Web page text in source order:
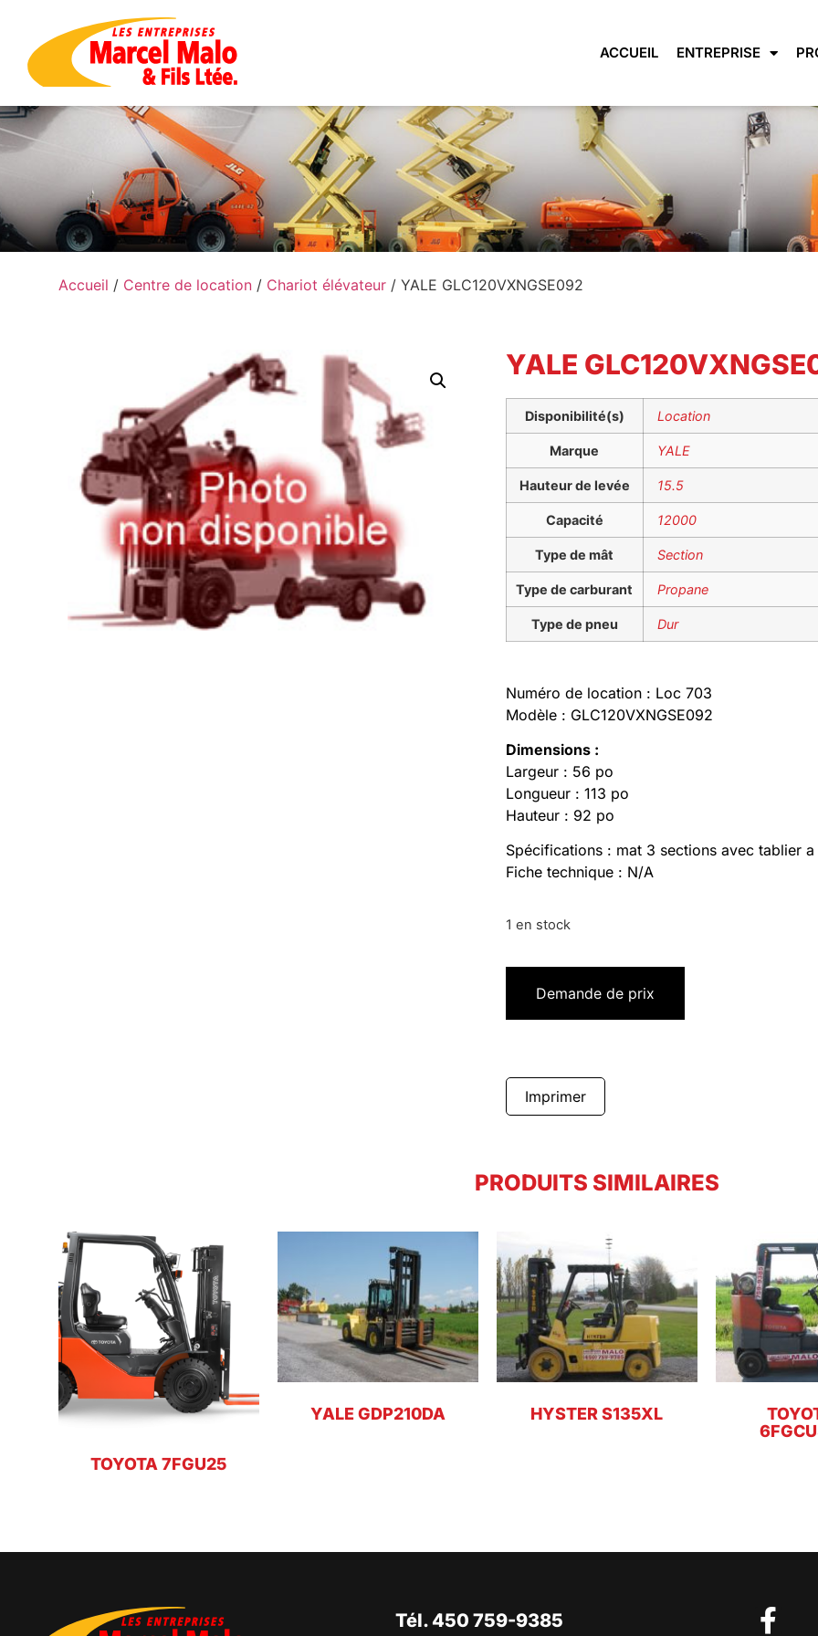
ACCUEIL ENTREPRISE
Accueil / Centre de location/ Chariot élévateur/ YALE GLC120VXNGSE092
YALE
Disponibilité(s) Location
Marque YALE
Hauteur de levée 15.5
Capacité 12000
Type de mât Section
Type de carburant Propane
Type de pneu Dur
Numéro de location : Loc 703
Modèle : GLC120VXNGSE092
Dimensions :
Largeur : 56 po
Longueur : 113 po
Hauteur : 92 po
Spécifications : mat 3 sections avec tablier
Fiche technique : N/A
1 en stock
Demande de prix
Imprimer
PRODUITS SIMILAIRES
TOYOTA 7FGU25
YALE GDP210DA HYSTER S135XL
Tél. 450 759-9385